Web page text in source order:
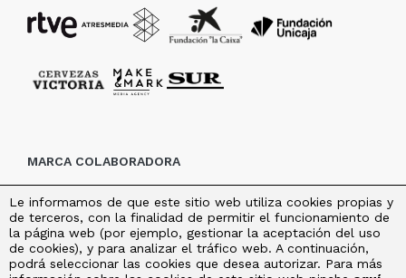
MARCA COLABORADORA
Le informamos de que este sitio web utiliza cookies propias y
de terceros, con la finalidad de permitir el funcionamiento de
la página web (por ejemplo, gestionar la aceptación del uso
de cookies), y para analizar el tráfico web. A continuación,
podrá seleccionar las cookies que desea autorizar. Para más